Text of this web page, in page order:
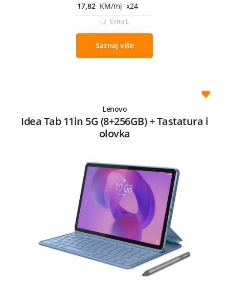
17,82 KM/mj x24
uz Extra L
Saznaj više
Lenovo
Idea Tab 11in 5G (8+256GB) + Tastatura i
olovka